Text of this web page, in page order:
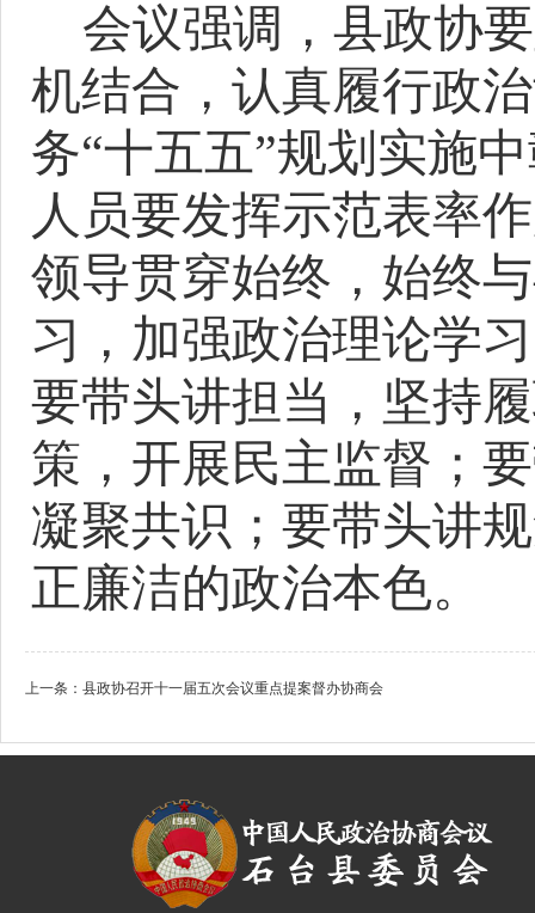
会议强调， 县政协
机结合，认真履行政
务“十五五”规划实施
人员要发挥示范表率
领导贯穿始终，始终
习， 加强政治理论学
要带头讲担当， 坚持
策，开展民主监督 ；
凝聚共识； 要带头讲
正廉洁的政治本色。
上一条： 县政协召开十一届五次会议重点提案督办协商会